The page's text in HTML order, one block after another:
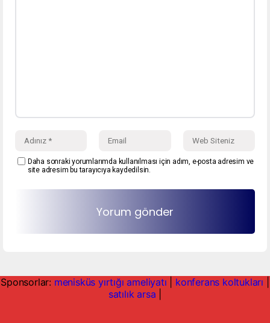
Daha sonraki yorumlarımda kullanılması için adım, e-posta adresim ve
site adresim bu tarayıcıya kaydedilsin.
Sponsorlar: menisküs yırtığı ameliyatı konferans koltukları
satılık arsa